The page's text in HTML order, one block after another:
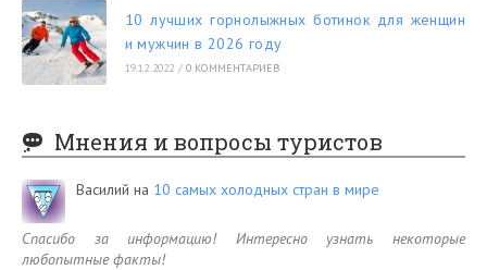
10 лучших горнолыжных ботинок для женщин
и мужчин в 2026 году
19.12.2022 / 0 КОММЕНТАРИЕВ
Мнения и вопросы туристов
Василий на 10 самых холодных стран в мире
Спасибо за информацию! Интересно узнать некоторые
любопытные факты!